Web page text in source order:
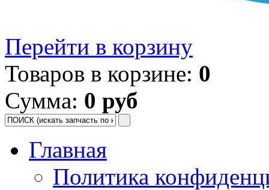
Перейти в корзину
Товаров в корзине: 0
Сумма: 0 руб
Главная
Политика